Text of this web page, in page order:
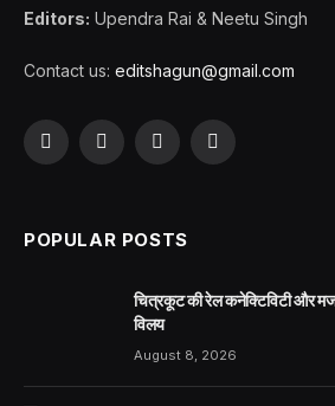
Editors: Upendra Rai & Neetu Singh
Contact us: editshagun@gmail.com
Facebook
X
LinkedInWhatsApp
POPULAR POSTS
चित्रकूट की रेल कनेक्टिविटी और
विलय
August 8, 2026